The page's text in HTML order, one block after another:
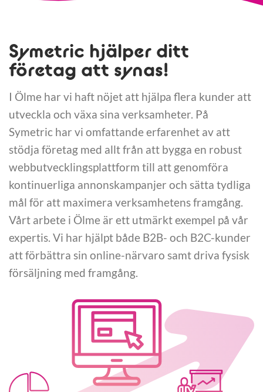
Symetric hjälper ditt
företag att synas!
I Ölme har vi haft nöjet att hjälpa flera kunder att
utveckla och växa sina verksamheter. På
Symetric har vi omfattande erfarenhet av att
stödja företag med allt från att bygga en robust
webbutvecklingsplattform till att genomföra
kontinuerliga annonskampanjer och sätta tydliga
mål för att maximera verksamhetens framgång.
Vårt arbete i Ölme är ett utmärkt exempel på vår
expertis. Vi har hjälpt både B2B- och B2C-kunder
att förbättra sin online-närvaro samt driva fysisk
försäljning med framgång.